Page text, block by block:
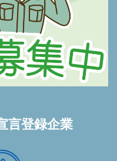
言登録企業